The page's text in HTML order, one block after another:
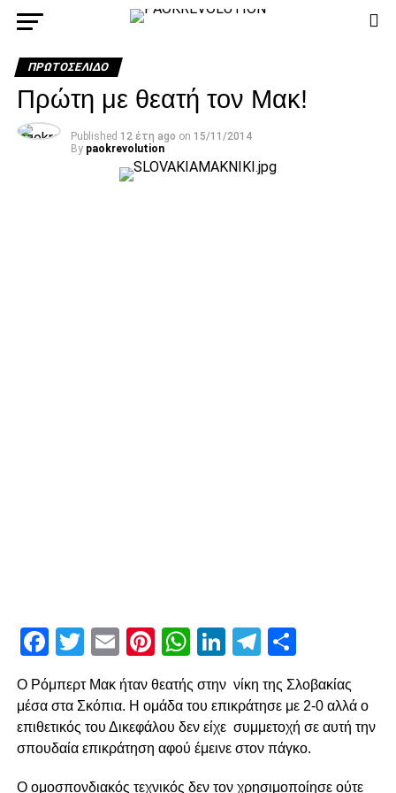
ΠΡΩΤΟΣΈΛΙΔΟ
Πρώτη με θεατή τον Μακ!
Published 12 έτη ago on 15/11/2014
By paokrevolution
Facebook
Twitter
EmailPinterest
WhatsApp
LinkedIn
Telegram
Ο Ρόμπερτ Μακ ήταν θεατής στην νίκη της Σλοβακίας
μέσα στα Σκόπια. Η ομάδα του επικράτησε με 2-0 αλλά ο
επιθετικός του Δικεφάλου δεν είχε συμμετοχή σε αυτή την
σπουδαία επικράτηση αφού έμεινε στον πάγκο.
Ο ομοσπονδιακός τεχνικός δεν τον χρησιμοποίησε ούτε